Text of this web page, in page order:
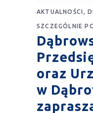
AKTUALNOŚCI ,
SZCZEGÓLNIE
oraz
w